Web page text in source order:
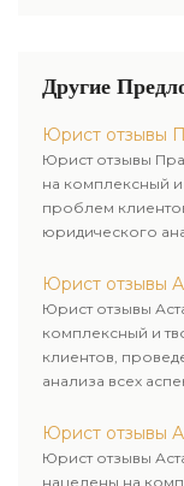
Другие
Юрист отзывы
Юрист отзывы
на комплексный
проблем
юридического
Юрист отзывы
Юрист отзывы
комплексный и
клиентов,
анализа всех
Юрист отзывы
Юрист отзывы
нацелены на